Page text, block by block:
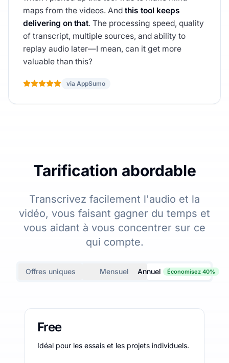
maps from the videos. And this tool keeps
delivering on that. The processing speed, quality
of transcript, multiple sources, and ability to
replay audio later—I mean, can it get more
valuable than this?
via AppSumo
Tarification abordable
Transcrivez facilement l'audio et la
vidéo, vous faisant gagner du temps et
vous aidant à vous concentrer sur ce
qui compte.
Offres uniques Mensuel Annuel Économisez 40%
Free
Idéal pour les essais et les projets individuels.